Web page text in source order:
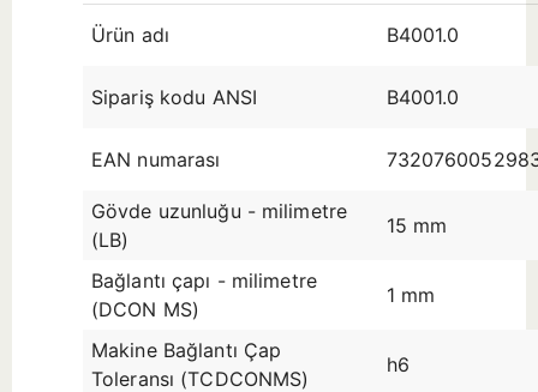
Ürün adı B4001.0
Sipariş kodu ANSI B4001.0
EAN numarası
Gövde uzunluğu - milimetre
(LB)
15 mm
Bağlantı çapı - milimetre
(DCON MS)
1 mm
Makine Bağlantı Çap
Toleransı (TCDCONMS)
h6